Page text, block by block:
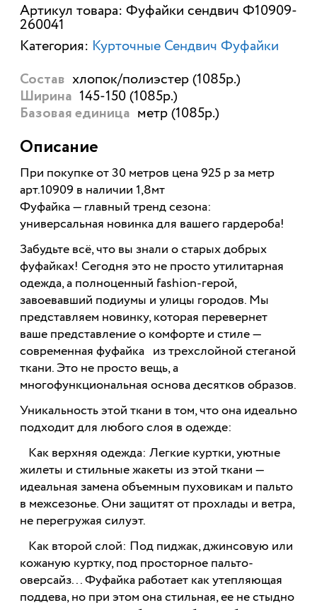
Артикул товара: Фуфайки сендвич Ф10909-
260041
Категория: Курточные Сендвич Фуфайки
Состав хлопок/полиэстер (1085р.)
Ширина 145-150 (1085р.)
Базовая единица метр (1085р.)
Описание
При покупке от 30 метров цена 925 р за метр
арт.10909 в наличии 1,8мт
Фуфайка — главный тренд сезона:
универсальная новинка для вашего гардероба!
Забудьте всё, что вы знали о старых добрых
фуфайках! Сегодня это не просто утилитарная
одежда, а полноценный fashion-герой,
завоевавший подиумы и улицы городов. Мы
представляем новинку, которая перевернет
ваше представление о комфорте и стиле —
современная фуфайка из трехслойной стеганой
ткани. Это не просто вещь, а
многофункциональная основа десятков образов.
Уникальность этой ткани в том, что она идеально
подходит для любого слоя в одежде:
Как верхняя одежда: Легкие куртки, уютные
жилеты и стильные жакеты из этой ткани —
идеальная замена объемным пуховикам и пальто
в межсезонье. Они защитят от прохлады и ветра,
не перегружая силуэт.
Как второй слой: Под пиджак, джинсовую или
кожаную куртку, под просторное пальто-
оверсайз... Фуфайка работает как утепляющая
поддева, но при этом она стильная, ее не стыдно